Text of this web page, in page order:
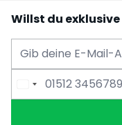
Willst du
E-Mail Adresse
Telefonnummer